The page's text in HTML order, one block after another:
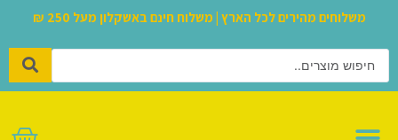
משלוחים מהירים לכל הארץ | משלוח חינם באשקלון מעל 250 ₪